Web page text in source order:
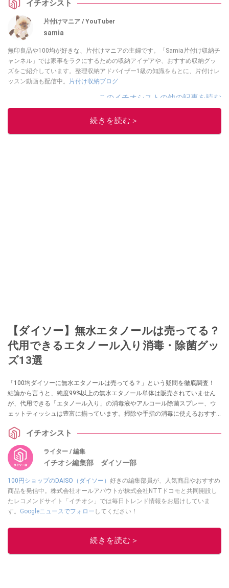
イチオシスト
片付けマニア / YouTuber
samia
無印良品や100均が好きな、片付けマニアの主婦です。「Samia片付け収納チ
ャンネル」では家事をラクにするための収納アイデアや、おすすめ収納グッ
ズをご紹介しています。整理収納アドバイザー1級の知識をもとに、片付けレ
ッスン動画も配信中。
片付け収納ブログ
このイチオシストの他の記事を読む
続きを読む＞
【ダイソー】無水エタノールは売ってる？
代用できるエタノール入り消毒・除菌グッ
ズ13選
「100均ダイソーに無水エタノールは売ってる？」という疑問を徹底調査！
結論から言うと、純度99%以上の無水エタノール単体は販売されていません
が、代用できる「エタノール入り」の消毒液やアルコール除菌スプレー、ウ
ェットティッシュは豊富に揃っています。掃除や手指の消毒に使えるおすす
イチオシスト
ライター / 編集
イチオシ編集部 ダイソー部
100円ショップのDAISO（ダイソー） 好きの編集部員が、人気商品やおすすめ
商品を発信中。株式会社オールアバウトが株式会社NTTドコモと共同開設し
たレコメンドサイト「イチオシ」では毎日トレンド情報をお届けしていま
す。 Googleニュースでフォロー してください！
このイチオシストの他の記事を読む
続きを読む＞